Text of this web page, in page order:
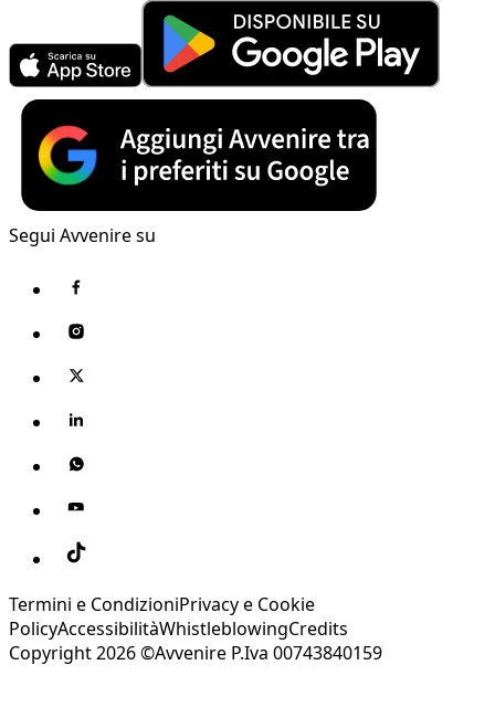
Segui Avvenire su
Termini e CondizioniPrivacy e Cookie
PolicyAccessibilitàWhistleblowingCredits
Copyright 2026 ©Avvenire P.Iva 00743840159